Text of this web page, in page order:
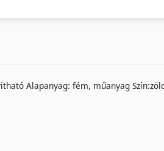
Alapanyag: fém, műanyag